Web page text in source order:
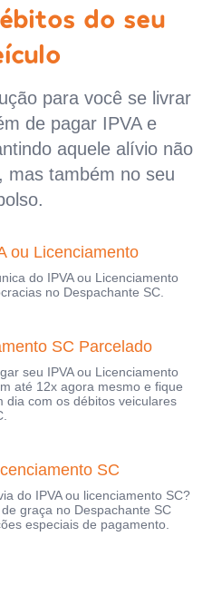
do seu
para você se livrar
de pagar IPVA e
aquele alívio não
mas também no seu
ou Licenciamento
do IPVA ou Licenciamento
no Despachante SC.
SC Parcelado
seu IPVA ou Licenciamento
até 12x agora mesmo e fique
dia com os débitos veiculares
SC
do IPVA ou licenciamento SC?
graça no Despachante SC
especiais de pagamento.